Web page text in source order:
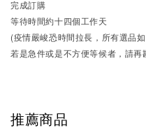
完成訂購
等待時間約十四個工作天
(疫情嚴峻恐時間拉長，所有選品
若是急件或是不方便等候者，請再
推薦商品